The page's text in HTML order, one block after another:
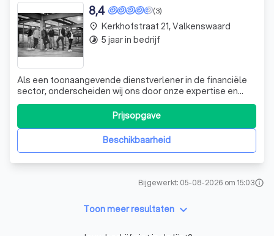
(3)
8,4
Als een toonaangevende dienstverlener in de financiële
sector, onderscheiden wij ons door onze expertise en
toewijding aan onze klanten. Wij bieden een breed scala
aan diensten, waaronder accountancy, belastingadvies,
juridisch advies, personeels- en verzuimbegeleiding,
pensioenadvies, financiële en
Beschikbaarheid
Prijsopgave
place Kerkhofstraat 21, Valkenswaard
timelapse 5 jaar in bedrijf
Bijgewerkt: 05-08-2026 om 15:03info
Toon meer resultaten keyboard_arrow_down